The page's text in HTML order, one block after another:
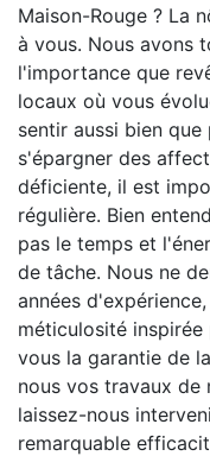
Maison-Rouge ? La
à vous. Nous avons
l'importance que
locaux où vous
sentir aussi bien
s'épargner des
déficiente, il est
régulière. Bien
pas le temps et
de tâche. Nous ne
années
méticulosité
vous la garantie de
nous vos travaux de
laissez-nous
remarquable